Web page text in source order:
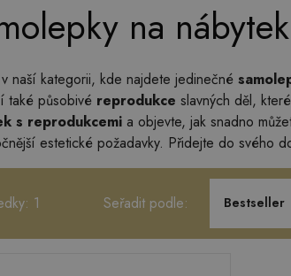
na
naší kategorii, kde najdete jedinečné
také působivé reprodukce slavných děl,
s reprodukcemi a objevte, jak snadno
estetické požadavky. Přidejte do svého
1 Seřadit podle: Bestseller